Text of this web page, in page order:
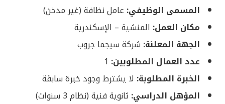
المسمى الوظيفي: عامل نظافة (غير مدخن)
مكان العمل: المنشية – الإسكندرية
الجهة المعلنة: شركة سيجما جروب
عدد العمال المطلوبين:
الخبرة المطلوبة: لا يشترط وجود خبرة سابقة
المؤهل الدراسي: ثانوية فنية (نظام 3 سنوات)